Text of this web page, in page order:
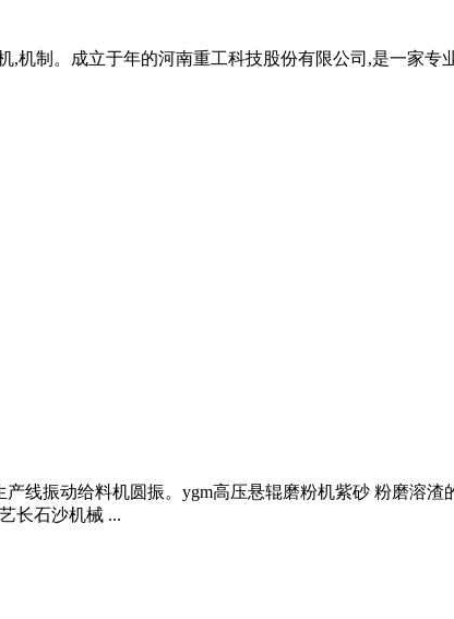
,机制。成立于年的河南重工科技股份有限公司,是一家
线振动给料机圆振。ygm高压悬辊磨粉机紫砂 粉磨溶
长石沙机械 ...